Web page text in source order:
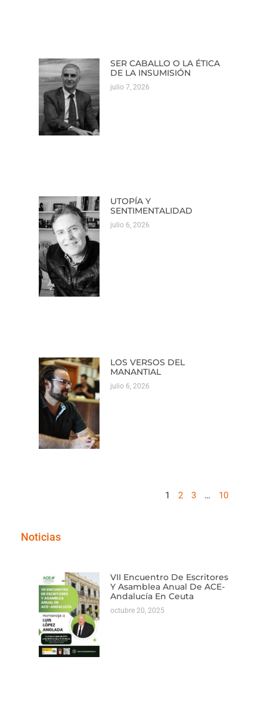
SER CABALLO O LA ÉTICA
DE LA INSUMISIÓN
julio 7, 2026
UTOPÍA Y
SENTIMENTALIDAD
julio 6, 2026
LOS VERSOS DEL
MANANTIAL
julio 6, 2026
1 2 3 … 10
Noticias
VII Encuentro De Escritores
Y Asamblea Anual De ACE-
Andalucía En Ceuta
octubre 20, 2025